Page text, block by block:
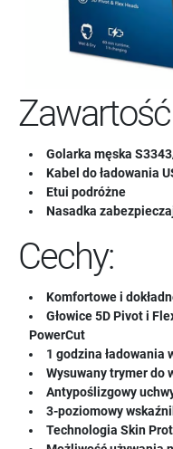
Golarka męska
Kabel do ładowania
Etui podróżne
Nasadka
Cechy:
Komfortowe i
Głowice 5D Pivot i
PowerCut
1 godzina ładowania
Wysuwany trymer do
Antypoślizgowy
3-poziomowy
Technologia Skin